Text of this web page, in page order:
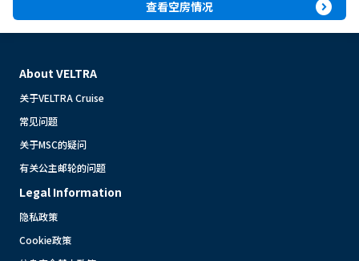
查看空房情况 expand_circle_right
About VELTRA
关于VELTRA Cruise
常见问题
关于MSC的疑问
有关公主邮轮的问题
Legal Information
隐私政策
Cookie政策